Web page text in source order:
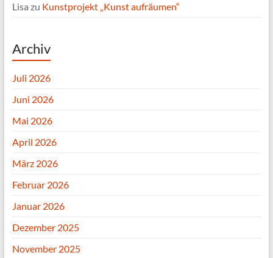
Lisa zu Kunstprojekt „Kunst aufräumen“
Archiv
Juli 2026
Juni 2026
Mai 2026
April 2026
März 2026
Februar 2026
Januar 2026
Dezember 2025
November 2025